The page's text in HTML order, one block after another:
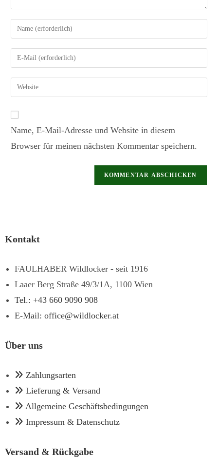
Name, E-Mail-Adresse und Website in diesem
Browser für meinen nächsten Kommentar speichern.
Kontakt
FAULHABER Wildlocker - seit 1916
Laaer Berg Straße 49/3/1A, 1100 Wien
Tel.: +43 660 9090 908
E-Mail: office@wildlocker.at
Über uns
Zahlungsarten
Lieferung & Versand
Allgemeine Geschäftsbedingungen
Impressum & Datenschutz
Versand & Rückgabe